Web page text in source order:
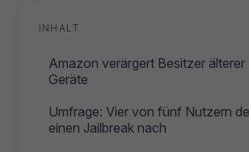
INHALT
Amazon verärgert Besitzer älterer
Geräte
Umfrage: Vier von fünf Nutzern
einen Jailbreak nach